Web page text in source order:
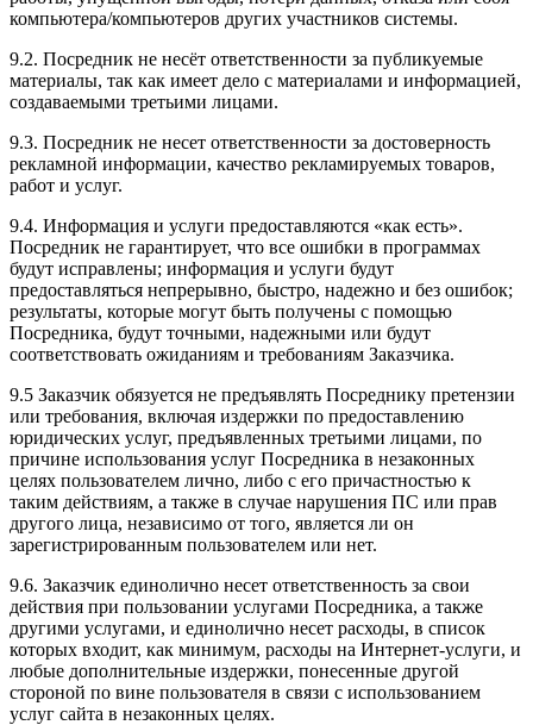
компьютера/компьютеров других участников системы.
9.2. Посредник не несёт ответственности за публикуемые
материалы, так как имеет дело с материалами и информацией,
создаваемыми третьими лицами.
9.3. Посредник не несет ответственности за достоверность
рекламной информации, качество рекламируемых товаров,
работ и услуг.
9.4. Информация и услуги предоставляются «как есть».
Посредник не гарантирует, что все ошибки в программах
будут исправлены; информация и услуги будут
предоставляться непрерывно, быстро, надежно и без ошибок;
результаты, которые могут быть получены с помощью
Посредника, будут точными, надежными или будут
соответствовать ожиданиям и требованиям Заказчика.
9.5 Заказчик обязуется не предъявлять Посреднику претензии
или требования, включая издержки по предоставлению
юридических услуг, предъявленных третьими лицами, по
причине использования услуг Посредника в незаконных
целях пользователем лично, либо с его причастностью к
таким действиям, а также в случае нарушения ПС или прав
другого лица, независимо от того, является ли он
зарегистрированным пользователем или нет.
9.6. Заказчик единолично несет ответственность за свои
действия при пользовании услугами Посредника, а также
другими услугами, и единолично несет расходы, в список
которых входит, как минимум, расходы на Интернет-услуги, и
любые дополнительные издержки, понесенные другой
стороной по вине пользователя в связи с использованием
услуг сайта в незаконных целях.